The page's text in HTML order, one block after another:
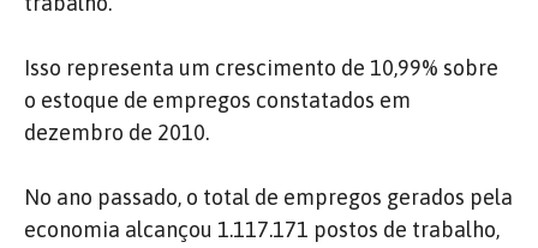
Isso representa um crescimento de 10,99% sobre
o estoque de empregos constatados em
dezembro de 2010.
No ano passado, o total de empregos gerados pela
economia alcançou 1.117.171 postos de trabalho,